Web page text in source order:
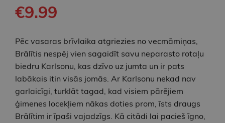
€9.99
Pēc vasaras brīvlaika atgriezies no vecmāmiņas,
Brālītis nespēj vien sagaidīt savu neparasto rotaļu
biedru Karlsonu, kas dzīvo uz jumta un ir pats
labākais itin visās jomās. Ar Karlsonu nekad nav
garlaicīgi, turklāt tagad, kad visiem pārējiem
ģimenes locekļiem nākas doties prom, īsts draugs
Brālītim ir īpaši vajadzīgs. Kā citādi lai pacieš īgno,